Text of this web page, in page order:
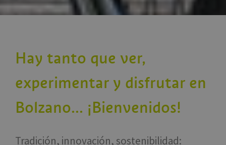
Hay tanto que ver,
experimentar y disfrutar en
Bolzano... ¡Bienvenidos!
Tradición, innovación, sostenibilidad: